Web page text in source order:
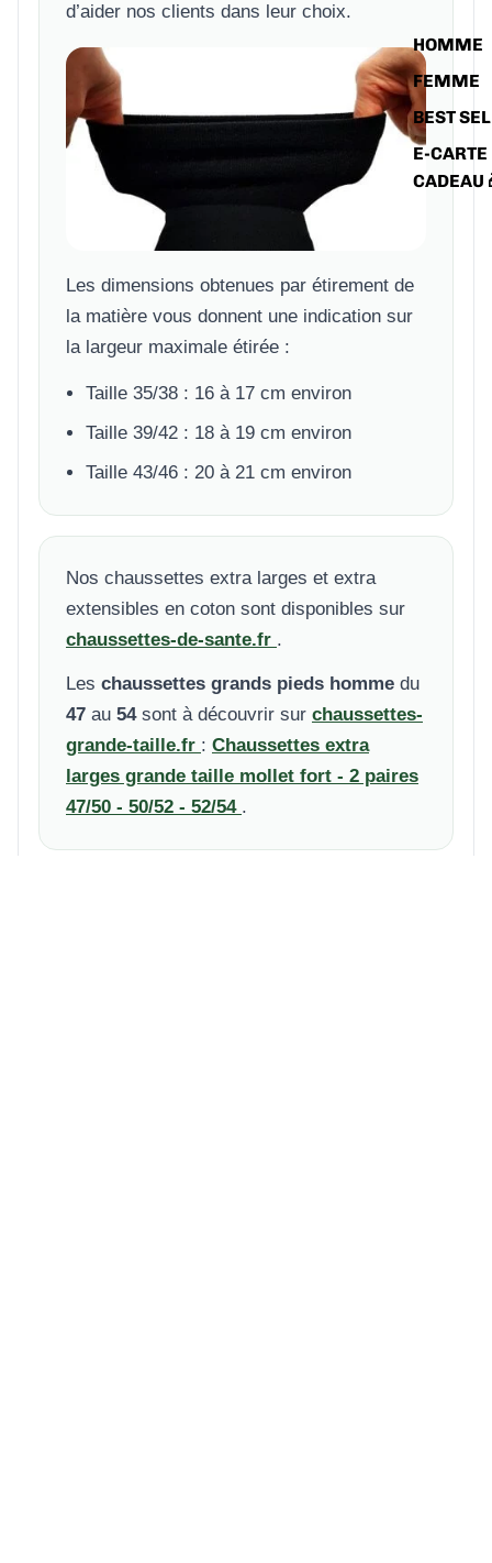
HOMME
FEMME
BEST
E-CARTE
CADEAU
d’aider nos clients dans leur choix.
Les dimensions obtenues par étirement de
la matière vous donnent une indication sur
la largeur maximale étirée :
Taille 35/38 : 16 à 17 cm environ
Taille 39/42 : 18 à 19 cm environ
Taille 43/46 : 20 à 21 cm environ
Nos chaussettes extra larges et extra
extensibles en coton sont disponibles sur
chaussettes-de-sante.fr .
Les chaussettes grands pieds homme du
47 au 54sont à découvrir sur chaussettes-
grande-taille.fr : Chaussettes extra
larges grande taille mollet fort - 2 paires
47/50 - 50/52 - 52/54 .